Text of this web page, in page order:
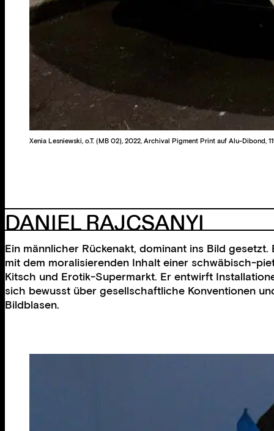
Xenia Lesniewski, o.T. (MB 02), 2022, Archival Pigment Print auf Alu-Dibond,
DANIEL RAJCSANYI
Ein männlicher Rückenakt, dominant ins Bild
mit dem moralisierenden Inhalt einer schwäbisch-
Kitsch und Erotik-Supermarkt. Er entwirft
sich bewusst über gesellschaftliche Konventionen
Bildblasen.